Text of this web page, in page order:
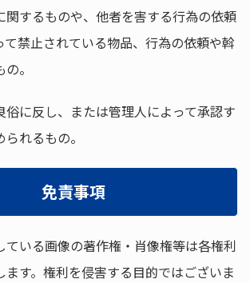
関するものや、他者を害する行為の依頼
て禁止されている物品、行為の依頼や斡
。
俗に反し、または管理人によって承認す
れるもの。
免責事項
ている画像の著作権・肖像権等は各権利
す。権利を侵害する目的ではございま